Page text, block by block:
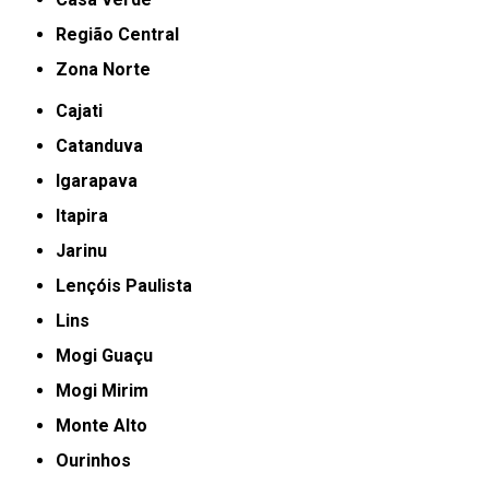
Região Central
Zona Norte
Cajati
Catanduva
Igarapava
Itapira
Jarinu
Lençóis Paulista
Lins
Mogi Guaçu
Mogi Mirim
Monte Alto
Ourinhos